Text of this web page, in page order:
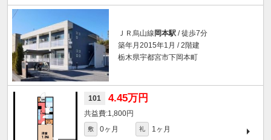
ＪＲ烏山線岡本駅 / 徒歩7分
築年月2015年1月 / 2階建
栃木県宇都宮市下岡本町
101 4.45万円
1,800円
敷 0ヶ月 礼 1ヶ月